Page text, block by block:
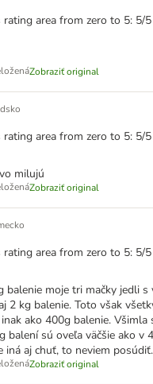
rating area from zero to 5: 5/5
Zobraziť original
rating area from zero to 5: 5/5
milujú
Zobraziť original
rating area from zero to 5: 5/5
balenie moje tri mačky jedli s
2 kg balenie. Toto však
ako 400g balenie. Všimla
balení sú oveľa väčšie ako v
iná aj chuť, to neviem posúdiť.
Zobraziť original